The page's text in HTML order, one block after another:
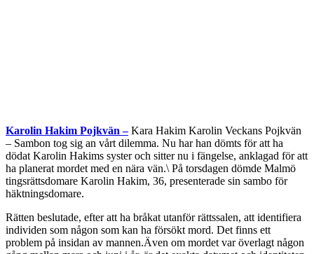
Karolin Hakim Pojkvän –Kara Hakim Karolin Veckans Pojkvän
– Sambon tog sig an vårt dilemma. Nu har han dömts för att ha
dödat Karolin Hakims syster och sitter nu i fängelse, anklagad för att
ha planerat mordet med en nära vän.\ På torsdagen dömde Malmö
tingsrättsdomare Karolin Hakim, 36, presenterade sin sambo för
häktningsdomare.
Rätten beslutade, efter att ha bråkat utanför rättssalen, att identifiera
individen som någon som kan ha försökt mord. Det finns ett
problem på insidan av mannen.Även om mordet var överlagt någon